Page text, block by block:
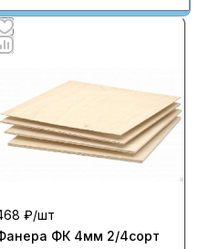
₽/шт
ФК 4мм 2/4сорт